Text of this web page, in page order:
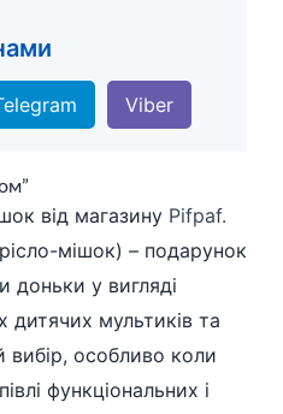
Viber
від магазину Pifpaf.
мішок) – подарунок
доньки у вигляді
мультиків та
вибір, особливо коли
функціональних і